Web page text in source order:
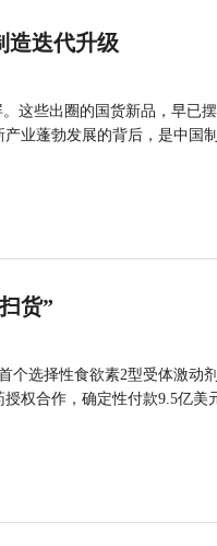
造迭代升级
这些出圈的国货新品，早已
业蓬勃发展的背后，是中国
货”
个选择性食欲素2型受体激动
权合作，确定性付款9.5亿